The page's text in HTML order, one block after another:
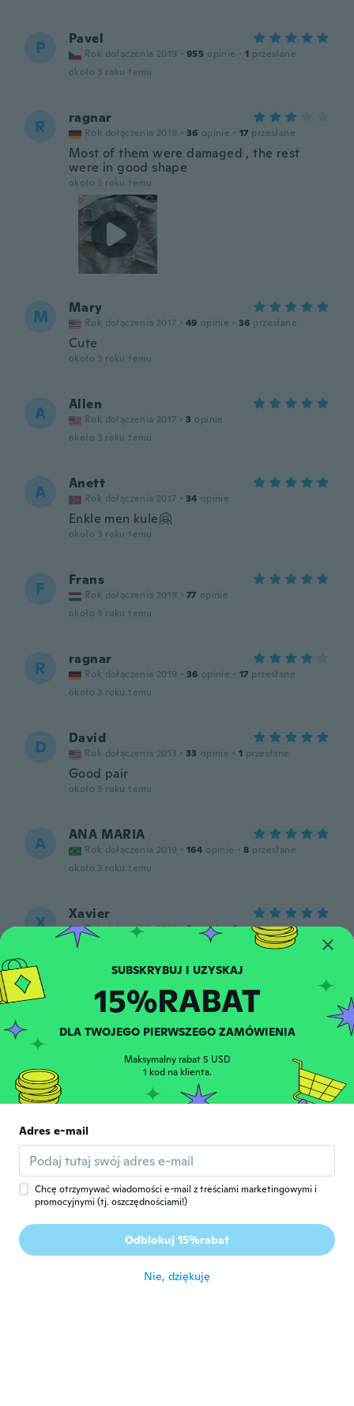
P Pavel
Rok dołączenia 2019 · 955 opinie · 1 przesłane
około 3 roku temu
R ragnar
Rok dołączenia 2019 · 36 opinie · 17 przesłane
Most of them were damaged , the rest
were in good shape
około 3 roku temu
M Mary
Rok dołączenia 2017 · 49 opinie · 36 przesłane
Cute
około 3 roku temu
A Allen
Rok dołączenia 2017 · 3 opinie
około 3 roku temu
A Anett
Rok dołączenia 2017 · 34 opinie
Enkle men kule🤗
około 3 roku temu
F Frans
Rok dołączenia 2019 · 77 opinie
około 3 roku temu
R ragnar
Rok dołączenia 2019 · 36 opinie · 17 przesłane
około 3 roku temu
D David
Rok dołączenia 2013 · 33 opinie · 1 przesłane
Good pair
około 3 roku temu
A ANA MARIA
Rok dołączenia 2019 · 164 opinie · 8 przesłane
około 3 roku temu
X Xavier
Rok dołączenia 2022 · 2 opinie · 2 przesłane
około 3 roku temu
F Rok dołączenia 2019
opinie
około 3 roku temu
J Jonathan
Rok dołączenia 2019 · 93
Christian
Rok dołączenia 2022 · 12 opinie
15%RABAT
DLA TWOJEGO PIERWSZEGO ZAMÓWIENIA
Maksymalny rabat 5 USD
1 kod na klienta.
Adres e-mail
Chcę otrzymywać wiadomości e-mail z treściami marketingowymi i
promocyjnymi (tj. oszczędnościami!)
Odblokuj 15%rabat
Nie, dziękuję